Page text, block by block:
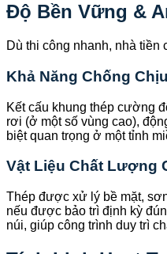
Độ Bền Vững &
Dù thi công nhanh, nhà
Khả Năng Chống
Kết cấu khung thép cường
rơi (ở một số vùng cao),
biệt quan trọng ở một tỉnh
Vật Liệu Chất Lượng
Thép được xử lý bề mặt,
nếu được bảo trì định kỳ
núi, giúp công trình duy trì